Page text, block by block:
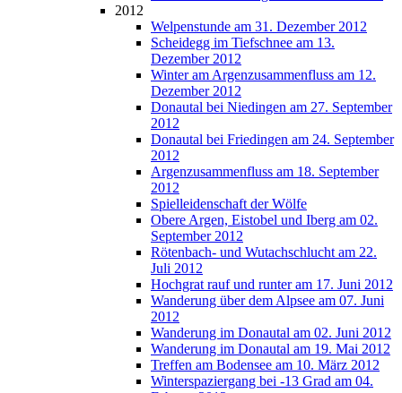
2012
Welpenstunde am 31. Dezember 2012
Scheidegg im Tiefschnee am 13.
Dezember 2012
Winter am Argenzusammenfluss am 12.
Dezember 2012
Donautal bei Niedingen am 27. September
2012
Donautal bei Friedingen am 24. September
2012
Argenzusammenfluss am 18. September
2012
Spielleidenschaft der Wölfe
Obere Argen, Eistobel und Iberg am 02.
September 2012
Rötenbach- und Wutachschlucht am 22.
Juli 2012
Hochgrat rauf und runter am 17. Juni 2012
Wanderung über dem Alpsee am 07. Juni
2012
Wanderung im Donautal am 02. Juni 2012
Wanderung im Donautal am 19. Mai 2012
Treffen am Bodensee am 10. März 2012
Winterspaziergang bei -13 Grad am 04.